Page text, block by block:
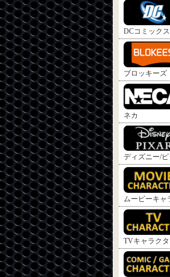
DCコミックス
ブロッキーズ
ネカ
ディズニー/
ムービーキャ
TVキャラク